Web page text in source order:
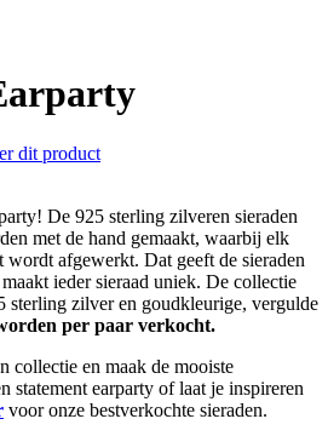
dit product
De 925 sterling zilveren sieraden
met de hand gemaakt, waarbij elk
wordt afgewerkt. Dat geeft de sieraden
ieder sieraad uniek. De collectie
sterling zilver en goudkleurige, vergulde
per paar verkocht.
collectie en maak de mooiste
statement earparty of laat je inspireren
voor onze bestverkochte sieraden.